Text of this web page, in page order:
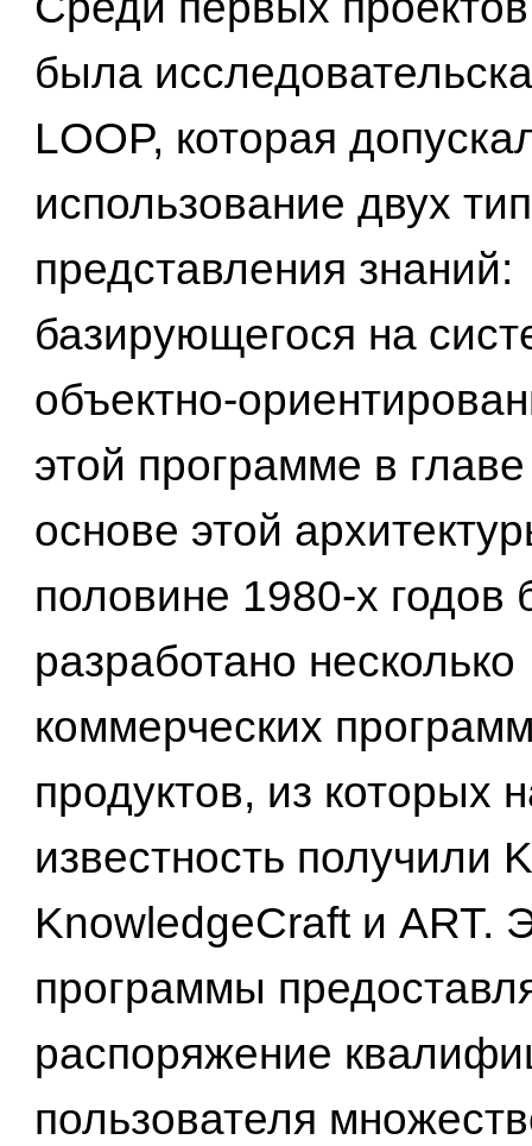
была
LOOP, которая
использование двух
представления знаний:
базирующегося на
объектно-
этой программе в
основе этой
половине 1980-х годов
разработано несколько
коммерческих
продуктов, из которых
известность получили
KnowledgeCraft и ART.
программы
распоряжение
пользователя